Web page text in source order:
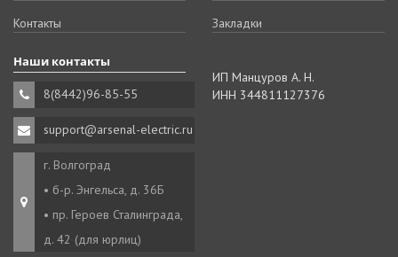
Контакты
Закладки
Наши контакты
8(8442)96-85-55
support@arsenal-electric.ru
г. Волгоград
• б-р. Энгельса, д. 36Б
• пр. Героев Сталинграда,
д. 42 (для юрлиц)
ИП Манцуров А. Н.
ИНН 344811127376